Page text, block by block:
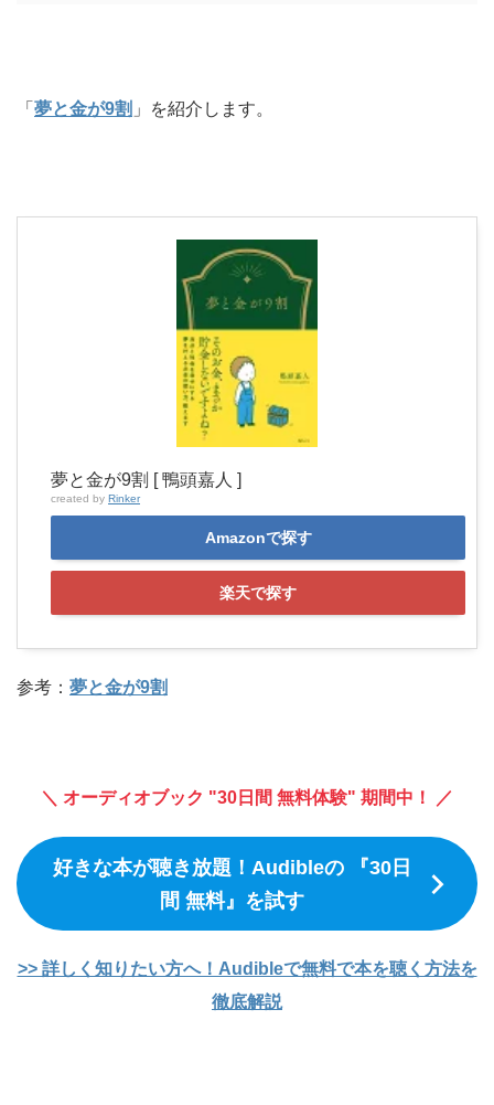
「 夢と金が9割 」を紹介します。
夢と金が9割 [ 鴨頭嘉人 ]
created by Rinker
Amazonで探す
楽天で探す
参考： 夢と金が9割
＼ オーディオブック "30日間 無料体験" 期間中！ ／
好きな本が聴き放題！Audibleの 『30日
間 無料』を試す
>> 詳しく知りたい方へ！Audibleで無料で本を聴く方法を
徹底解説